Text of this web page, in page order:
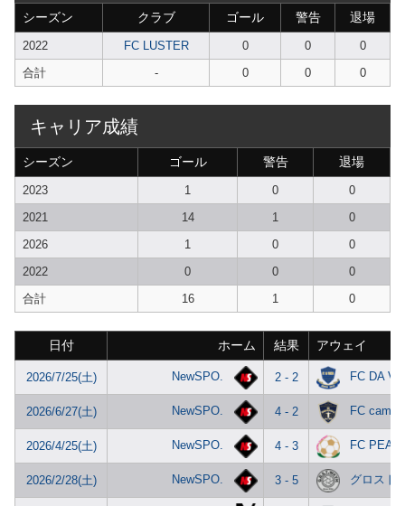
シーズン クラブ ゴール 警告 退場
2022 FC LUSTER 0 0
0
合計
- 0 0 0
キャリア成績
シーズン ゴール 警告 退場
2023 1 0
0
2021
14 1
0
2026
1 0
0
2022
0 0
0
合計
16 1 0
日付 ホーム 結果 アウェイ
2026/7/25(土) NewSPO. 2 - 2 FC DA
2026/6/27(土) NewSPO. 4 - 2 FC
2026/4/25(土) NewSPO. 4 - 3 FC
2026/2/28(土) NewSPO. 3 - 5 グロスト